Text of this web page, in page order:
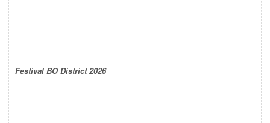
Festival BO District 2026